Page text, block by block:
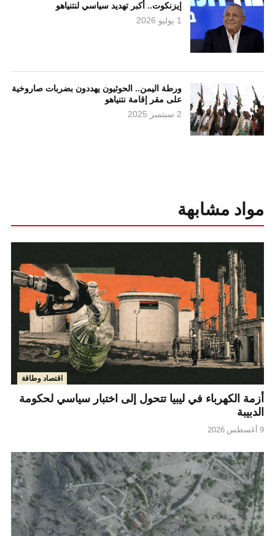
إيزنكوت.. أكبر تهديد سياسي لنتنياهو
1 يوليو 2026
ورطة اليمن.. الحوثيون يهددون بضربات صاروخية
على مقر إقامة نتنياهو
2 سبتمبر 2025
مواد مشابهة
اقتصاد وطاقة
أزمة الكهرباء في ليبيا تتحول إلى اختبار سياسي لحكومة
الدبيبة
9 أغسطس 2026